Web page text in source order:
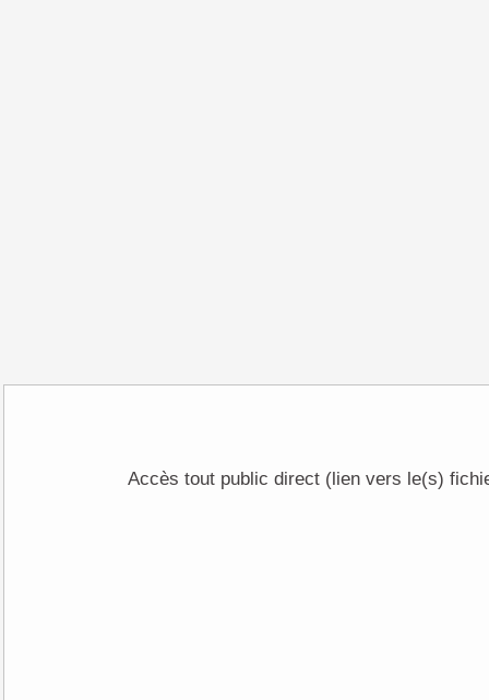
Accès tout public direct (lien vers le(s)